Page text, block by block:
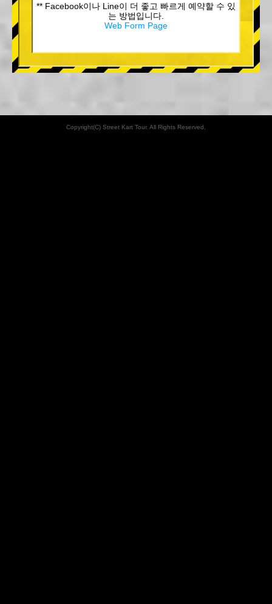
** Facebook이나 Line이 더 좋고 빠르게 예약할 수 있
는 방법입니다.
Web Form Page
Copyright(C) Street Kart Tour. All Rights Reserved.